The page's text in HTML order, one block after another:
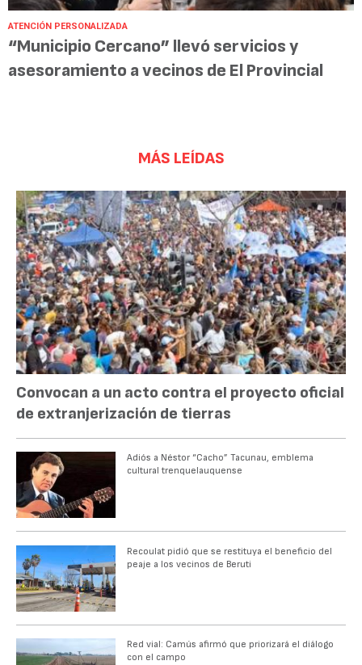
ATENCIÓN PERSONALIZADA
“Municipio Cercano” llevó servicios y
asesoramiento a vecinos de El Provincial
MÁS LEÍDAS
Convocan a un acto contra el proyecto oficial
de extranjerización de tierras
Adiós a Néstor “Cacho” Tacunau, emblema
cultural trenquelauquense
Recoulat pidió que se restituya el beneficio del
peaje a los vecinos de Beruti
Red vial: Camús afirmó que priorizará el diálogo
con el campo